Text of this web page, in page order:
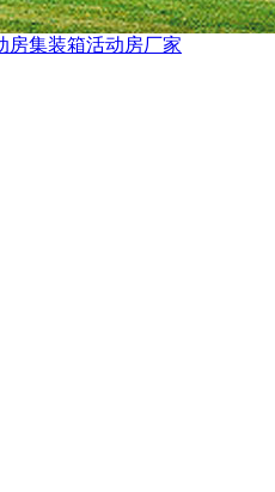
房集装箱活动房厂家